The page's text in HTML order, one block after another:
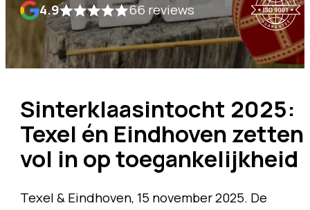
4.9 66 reviews
Sinterklaasintocht 2025:
Texel én Eindhoven zetten
vol in op toegankelijkheid
Texel & Eindhoven, 15 november 2025. De